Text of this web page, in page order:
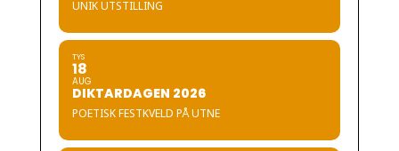
UNIK UTSTILLING
TYS
18
AUG
DIKTARDAGEN 2026
POETISK FESTKVELD PÅ UTNE